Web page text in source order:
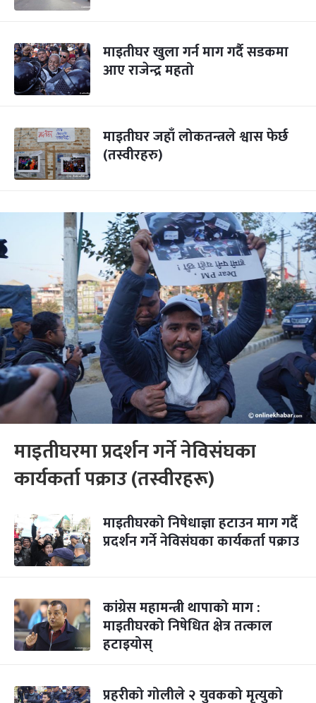
माइतीघर खुला गर्न माग गर्दै सडकमा
आए राजेन्द्र महतो
माइतीघर जहाँ लोकतन्त्रले श्वास फेर्छ
(तस्वीरहरु)
माइतीघरमा प्रदर्शन गर्ने नेविसंघका
कार्यकर्ता पक्राउ (तस्वीरहरू)
माइतीघरको निषेधाज्ञा हटाउन माग गर्दै
प्रदर्शन गर्ने नेविसंघका कार्यकर्ता पक्राउ
कांग्रेस महामन्त्री थापाको माग :
माइतीघरको निषेधित क्षेत्र तत्काल
हटाइयोस्
प्रहरीको गोलीले २ युवकको मृत्युको